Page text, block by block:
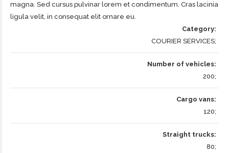
PROJECT:
magna. Sed cursus pulvinar lorem et condimentum. Cras lacinia
ligula velit, in consequat elit ornare eu.
Category
COURIER SERVICES
Number of vehicles
200
Cargo vans
120
Straight trucks
80